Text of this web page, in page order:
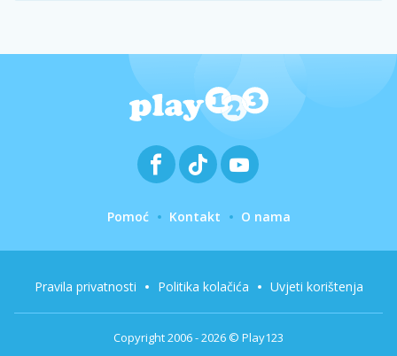
Pomoć Kontakt O nama
Copyright 2006 - 2026 © Play123
Pravila privatnosti Politika kolačića Uvjeti korištenja